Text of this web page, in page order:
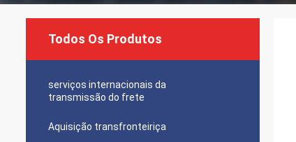
Todos Os Produtos
serviços internacionais da
transmissão do frete
Aquisição transfronteiriça